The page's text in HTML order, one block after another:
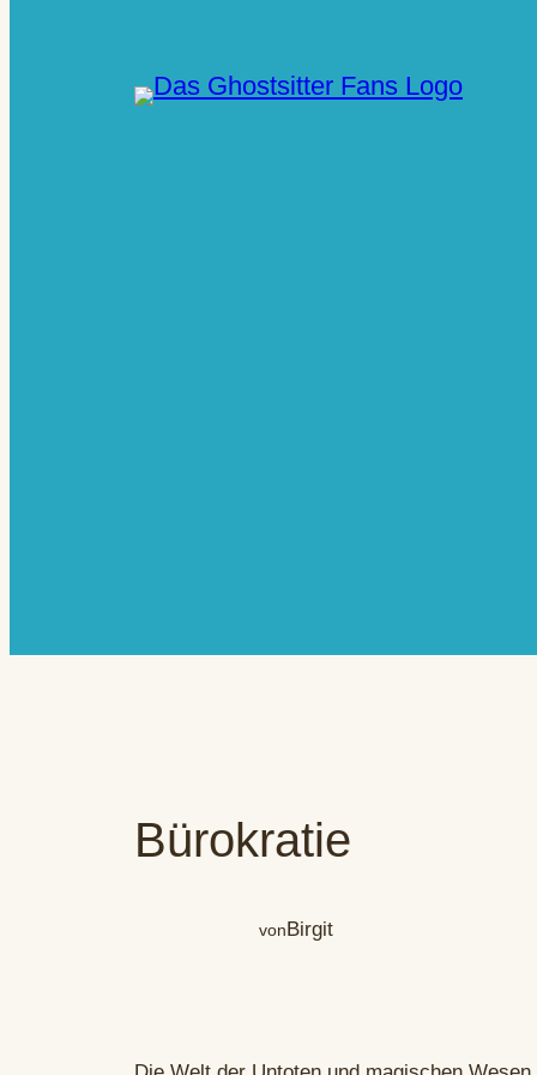
Bürokratie
vonBirgit